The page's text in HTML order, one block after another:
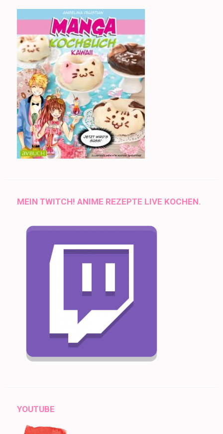
MEIN TWITCH! ANIME REZEPTE LIVE KOCHEN.
YOUTUBE